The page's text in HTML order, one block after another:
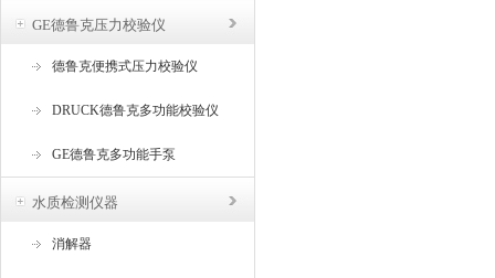
GE德鲁克压力校验仪
德鲁克便携式压力校验仪
DRUCK德鲁克多功能校验仪
GE德鲁克多功能手泵
水质检测仪器
消解器